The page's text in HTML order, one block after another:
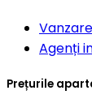
Agenți
Prețurile